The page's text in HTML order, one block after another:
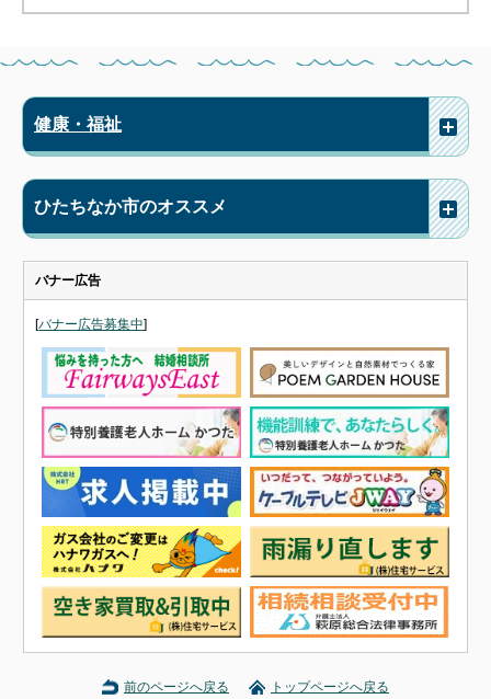
健康・福祉
ひたちなか市のオススメ
バナー広告
[バナー広告募集中]
前のページへ戻る トップページへ戻る